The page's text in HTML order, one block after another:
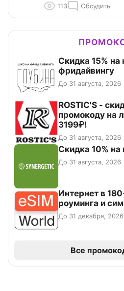
113 Обсудить
Скидка 15% на
фридайвингу
До 31 августа, 2026
ROSTIC'S -
промокоду на
3199₽!
До 31 августа, 2026
Скидка 10% на
До 31 августа, 2026
Интернет в
роуминга и
До 31 декабря, 2026
Все